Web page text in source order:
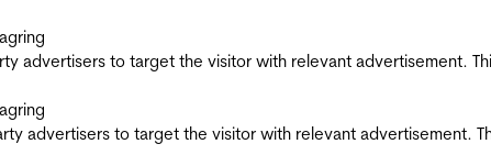
advertisers to target the visitor with relevant advertisement.
advertisers to target the visitor with relevant advertisement.